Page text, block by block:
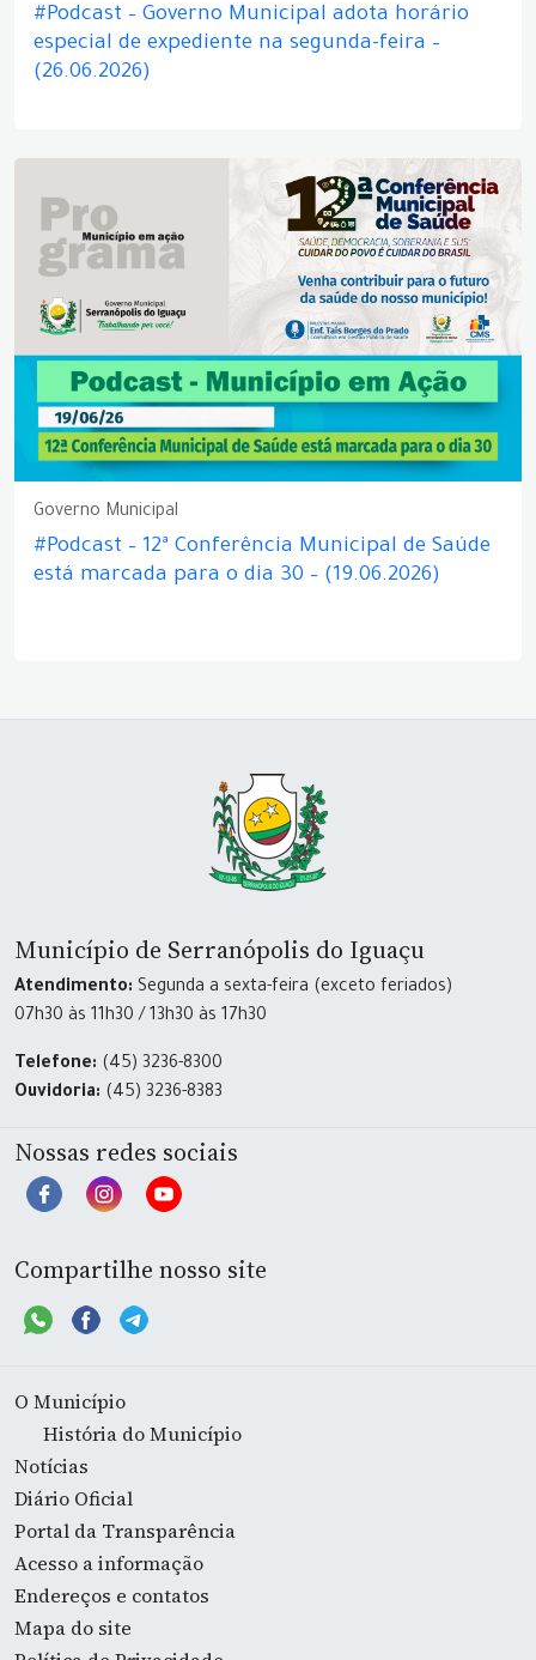
#Podcast – Governo Municipal adota horário
especial de expediente na segunda-feira –
(26.06.2026)
Governo Municipal
#Podcast – 12ª Conferência Municipal de Saúde
está marcada para o dia 30 – (19.06.2026)
Município de Serranópolis do Iguaçu
Atendimento: Segunda a sexta-feira (exceto feriados)
07h30 às 11h30 / 13h30 às 17h30
Telefone: (45) 3236-8300
Ouvidoria: (45) 3236-8383
Nossas redes sociais
Compartilhe nosso site
O Município
História do Município
Notícias
Diário Oficial
Portal da Transparência
Acesso a informação
Endereços e contatos
Mapa do site